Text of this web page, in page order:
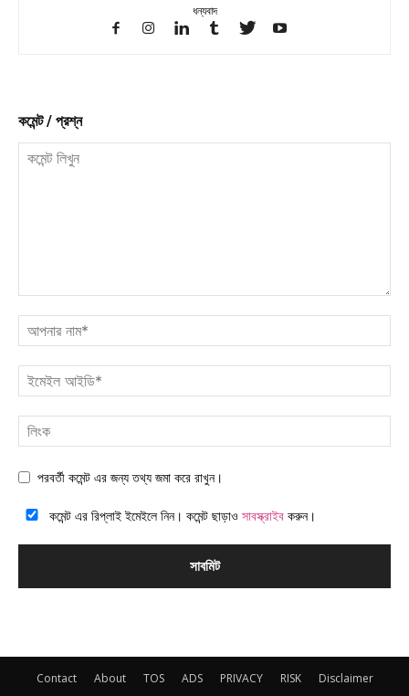
ধন্যবাদ
কমেন্ট / প্রশ্ন
পরবর্তী কমেন্ট এর জন্য তথ্য জমা করে রাখুন।
কমেন্ট এর রিপ্লাই ইমেইলে নিন। কমেন্ট ছাড়াও সাবস্ক্রাইব করুন।
Contact About TOS ADS PRIVACY RISK Disclaimer